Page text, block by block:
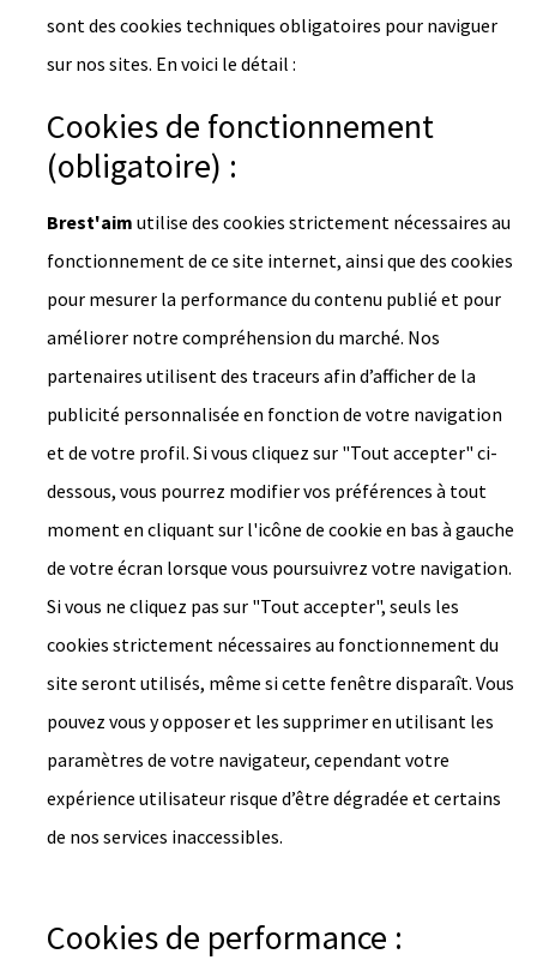
sont des cookies techniques obligatoires pour naviguer
sur nos sites. En voici le détail :
Cookies de fonctionnement
(obligatoire) :
Brest'aim utilise des cookies strictement nécessaires au
fonctionnement de ce site internet, ainsi que des cookies
pour mesurer la performance du contenu publié et pour
améliorer notre compréhension du marché. Nos
partenaires utilisent des traceurs afin d’afficher de la
publicité personnalisée en fonction de votre navigation
et de votre profil. Si vous cliquez sur "Tout accepter" ci-
dessous, vous pourrez modifier vos préférences à tout
moment en cliquant sur l'icône de cookie en bas à gauche
de votre écran lorsque vous poursuivrez votre navigation.
Si vous ne cliquez pas sur "Tout accepter", seuls les
cookies strictement nécessaires au fonctionnement du
site seront utilisés, même si cette fenêtre disparaît. Vous
pouvez vous y opposer et les supprimer en utilisant les
paramètres de votre navigateur, cependant votre
expérience utilisateur risque d’être dégradée et certains
de nos services inaccessibles.
Cookies de performance :